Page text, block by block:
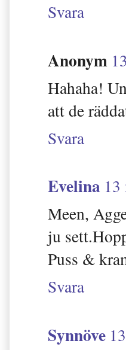
Svara
Anonym
Hahaha!
att de
Svara
Evelina
Meen,
ju
Puss &
Svara
Synnöve